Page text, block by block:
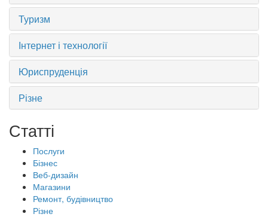
Туризм
Інтернет і технології
Юриспруденція
Різне
Статті
Послуги
Бізнес
Веб-дизайн
Магазини
Ремонт, будівництво
Різне